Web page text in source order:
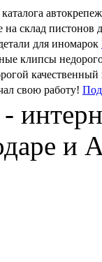
на склад пистонов
для иномарок
клипсы
свою работу!
и